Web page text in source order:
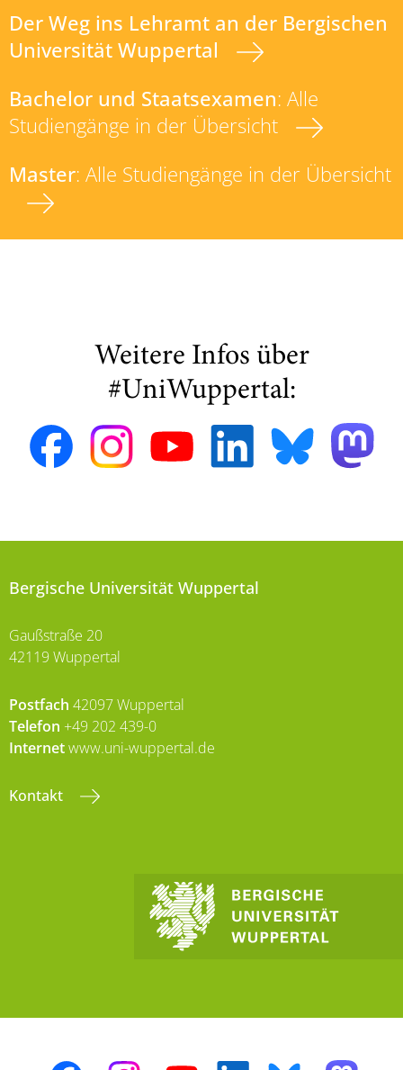
Der Weg ins Lehramt an der Bergischen
Universität Wuppertal
Bachelor und Staatsexamen: Alle
Studiengänge in der Übersicht
Master: Alle Studiengänge in der Übersicht
Weitere Infos über
#UniWuppertal:
Bergische Universität Wuppertal
Gaußstraße 20
42119 Wuppertal
Postfach 42097 Wuppertal
Telefon +49 202 439-0
Internetwww.uni-wuppertal.de
Kontakt